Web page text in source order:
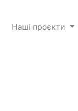
Наші проєкти